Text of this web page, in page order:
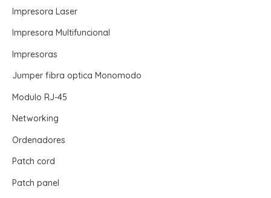
Impresora Laser
Impresora Multifuncional
Impresoras
Jumper fibra optica Monomodo
Modulo RJ-45
Networking
Ordenadores
Patch cord
Patch panel